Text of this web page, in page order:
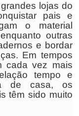
lojas do
pais e
o material
outras
e bordar
Em tempos
cada vez mais
tempo e
de casa, os
têm sido muito